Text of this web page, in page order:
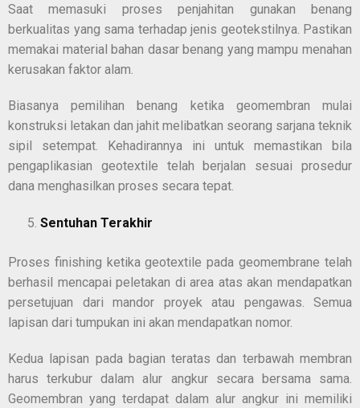
Saat memasuki proses penjahitan gunakan benang
berkualitas yang sama terhadap jenis geotekstilnya. Pastikan
memakai material bahan dasar benang yang mampu menahan
kerusakan faktor alam.
Biasanya pemilihan benang ketika geomembran mulai
konstruksi letakan dan jahit melibatkan seorang sarjana teknik
sipil setempat. Kehadirannya ini untuk memastikan bila
pengaplikasian geotextile telah berjalan sesuai prosedur
dana menghasilkan proses secara tepat.
Sentuhan Terakhir
Proses finishing ketika geotextile pada geomembrane telah
berhasil mencapai peletakan di area atas akan mendapatkan
persetujuan dari mandor proyek atau pengawas. Semua
lapisan dari tumpukan ini akan mendapatkan nomor.
Kedua lapisan pada bagian teratas dan terbawah membran
harus terkubur dalam alur angkur secara bersama sama.
Geomembran yang terdapat dalam alur angkur ini memiliki